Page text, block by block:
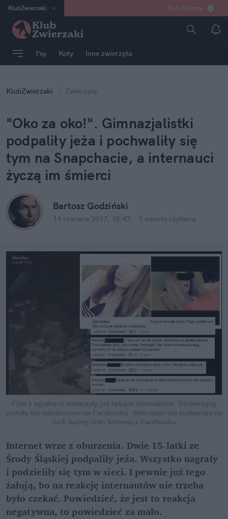
KlubZwierzaki
na:Temat
INN:Poland
ASZ:dziennik
dad :HERO
Tryb Ciemny
Psy Koty Inne zwierzęta
KlubZwierzaki Zwierzęta
"Oko za oko!". Gimnazjalistki
podpaliły jeża i pochwaliły się
tym na Snapchacie, a internauci
życzą im śmierci
Bartosz Godziński
14 czerwca 2017, 18:43 1 minuta czytania
Film z egzekucji zobaczyły już tysiące internautów. Dziewczyny
zostały też odnalezione na Facebooku. Internauci nie zostawiają na
nich suchej nitki Screeny z Facebooka
Internet wrze z oburzenia. Dwie 15-latki ze
Środy Śląskiej podpaliły jeża. Wszystko nagrały
i podzieliły się tym w sieci. I pewnie już tego
żałują, bo na reakcję internautów nie trzeba
było czekać. Powiedzieć, że jest to reakcja
negatywna, to powiedzieć za mało.